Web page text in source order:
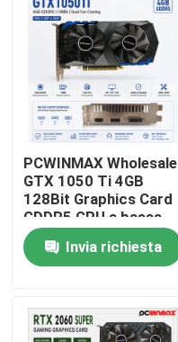
Casa
Video
PCWINMAX Wholesale
GTX 1050 Ti 4GB
128Bit Graphics Card
GDDR5 GPU a bassa
potenza con HD DP
DVI Output per
desktop
Invia richiesta